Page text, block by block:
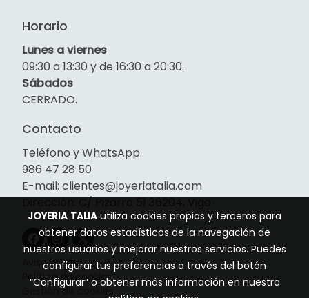
Horario
Lunes a viernes
09:30 a 13:30 y de 16:30 a 20:30.
Sábados
CERRADO.
Contacto
Teléfono y WhatsApp.
986 47 28 50
E-mail: clientes@joyeriatalia.com
Aviso legal
Política de cookies
Gestión de cookies
JOYERIA TALIA utiliza cookies propias y terceros para
obtener datos estadísticos de la navegación de
nuestros usuarios y mejorar nuestros servicios. Puedes
configurar tus preferencias a través del botón
“Configurar” o obtener más información en nuestra